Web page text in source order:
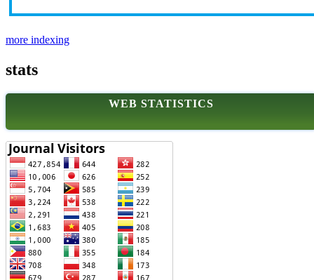
more indexing
stats
WEB STATISTICS